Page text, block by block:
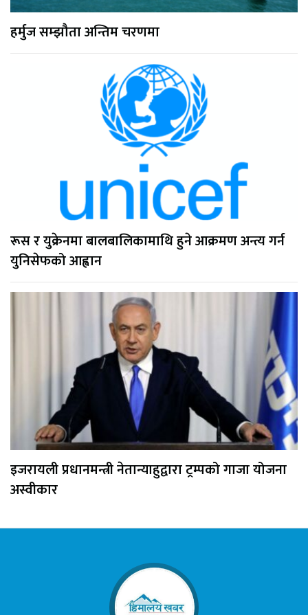
हर्मुज सम्झौता अन्तिम चरणमा
रूस र युक्रेनमा बालबालिकामाथि हुने आक्रमण अन्त्य गर्न
युनिसेफको आह्वान
इजरायली प्रधानमन्त्री नेतान्याहुद्वारा ट्रम्पको गाजा योजना
अस्वीकार